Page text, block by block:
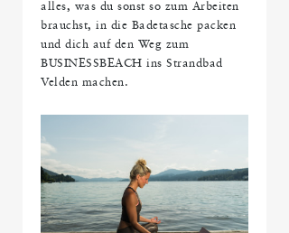
alles, was du sonst so zum Arbeiten
brauchst, in die Badetasche packen
und dich auf den Weg zum
BUSINESSBEACH ins Strandbad
Velden machen.